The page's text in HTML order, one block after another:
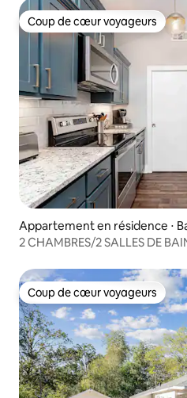
Coup de cœur voyageurs
Coup de cœur voyageurs
Appartement en résidence ⋅
2 CHAMBRES/2 SALLES DE
Coup de cœur voyageurs
Coup de cœur voyageurs